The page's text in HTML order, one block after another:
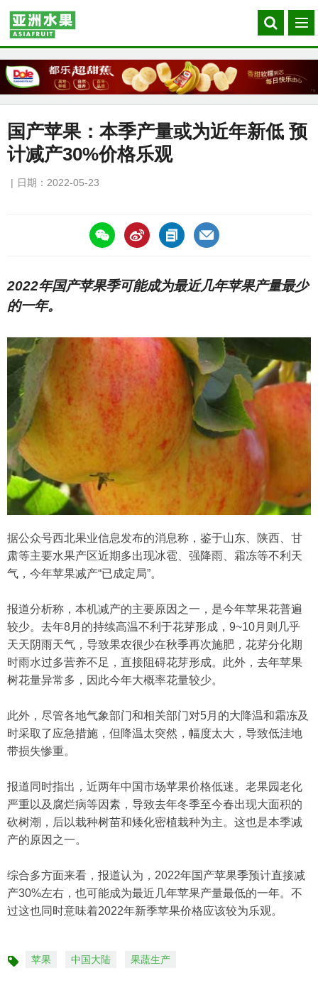
Search
our
菜
单
国产苹果：本季产量或为近年新低 预
计减产30%价格乐观
日期：2022-05-23
https://asiafruitchina.net/21852.html
2022年国产苹果季可能成为最近几年苹果产量最少
的一年。
据公众号西北果业信息发布的消息称，鉴于山东、陕西、甘
肃等主要水果产区近期多出现冰雹、强降雨、霜冻等不利天
气，今年苹果减产“已成定局”。
报道分析称，本机减产的主要原因之一，是今年苹果花普遍
较少。去年8月的持续高温不利于花芽形成，9~10月则几乎
天天阴雨天气，导致果农很少在秋季再次施肥，花芽分化期
时雨水过多营养不足，直接阻碍花芽形成。此外，去年苹果
树花量异常多，因此今年大概率花量较少。
此外，尽管各地气象部门和相关部门对5月的大降温和霜冻及
时采取了应急措施，但降温太突然，幅度太大，导致低洼地
带损失惨重。
报道同时指出，近两年中国市场苹果价格低迷。老果园老化
严重以及腐烂病等因素，导致去年冬季至今春出现大面积的
砍树潮，后以栽种树苗和矮化密植栽种为主。这也是本季减
产的原因之一。
综合多方面来看，报道认为，2022年国产苹果季预计直接减
产30%左右，也可能成为最近几年苹果产量最低的一年。不
过这也同时意味着2022年新季苹果价格应该较为乐观。
标 苹果 中国大陆 果蔬生产